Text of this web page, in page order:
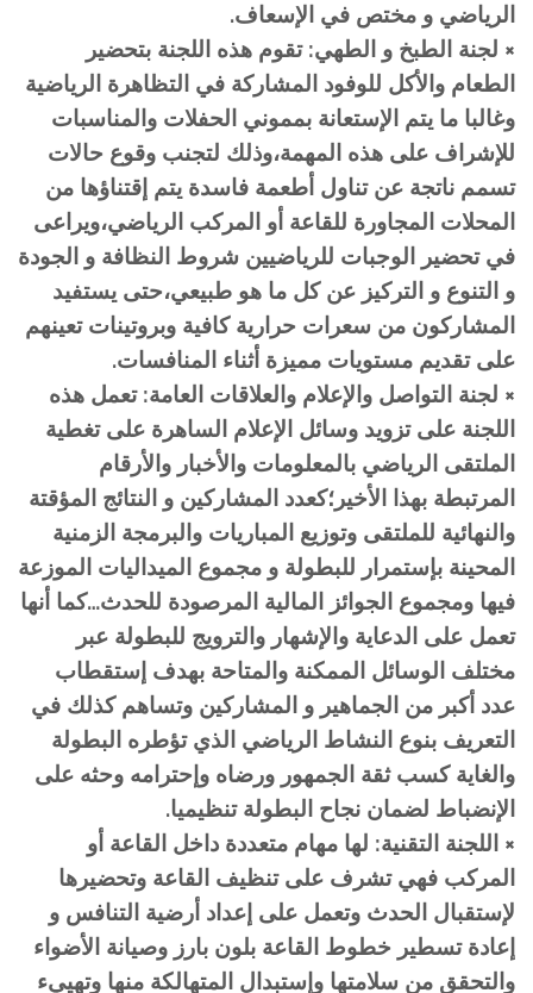
الرياضي و مختص في الإسعاف.
× لجنة الطبخ و الطهي: تقوم هذه اللجنة بتحضير
الطعام والأكل للوفود المشاركة في التظاهرة الرياضية
وغالبا ما يتم الإستعانة بمموني الحفلات والمناسبات
للإشراف على هذه المهمة،وذلك لتجنب وقوع حالات
تسمم ناتجة عن تناول أطعمة فاسدة يتم إقتناؤها من
المحلات المجاورة للقاعة أو المركب الرياضي،ويراعى
في تحضير الوجبات للرياضيين شروط النظافة و الجودة
و التنوع و التركيز عن كل ما هو طبيعي،حتى يستفيد
المشاركون من سعرات حرارية كافية وبروتينات تعينهم
على تقديم مستويات مميزة أثناء المنافسات.
× لجنة التواصل والإعلام والعلاقات العامة: تعمل هذه
اللجنة على تزويد وسائل الإعلام الساهرة على تغطية
الملتقى الرياضي بالمعلومات والأخبار والأرقام
المرتبطة بهذا الأخير؛كعدد المشاركين و النتائج المؤقتة
والنهائية للملتقى وتوزيع المباريات والبرمجة الزمنية
المحينة بإستمرار للبطولة و مجموع الميداليات الموزعة
فيها ومجموع الجوائز المالية المرصودة للحدث…كما أنها
تعمل على الدعاية والإشهار والترويج للبطولة عبر
مختلف الوسائل الممكنة والمتاحة بهدف إستقطاب
عدد أكبر من الجماهير و المشاركين وتساهم كذلك في
التعريف بنوع النشاط الرياضي الذي تؤطره البطولة
والغاية كسب ثقة الجمهور ورضاه وإحترامه وحثه على
الإنضباط لضمان نجاح البطولة تنظيميا.
× اللجنة التقنية: لها مهام متعددة داخل القاعة أو
المركب فهي تشرف على تنظيف القاعة وتحضيرها
لإستقبال الحدث وتعمل على إعداد أرضية التنافس و
إعادة تسطير خطوط القاعة بلون بارز وصيانة الأضواء
والتحقق من سلامتها وإستبدال المتهالكة منها وتهييء